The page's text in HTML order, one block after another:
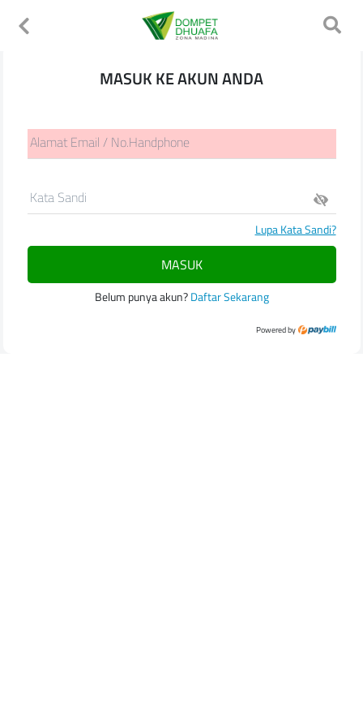
MASUK KE AKUN ANDA
Alamat Email / No.Handphone
Kata Sandi
Lupa Kata Sandi?
MASUK
Belum punya akun?Daftar Sekarang
Powered by